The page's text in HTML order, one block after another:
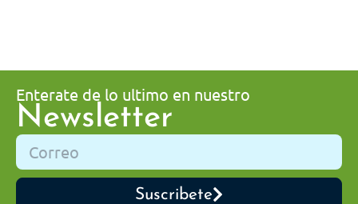
Enterate de lo ultimo en nuestro
Newsletter
Suscribete